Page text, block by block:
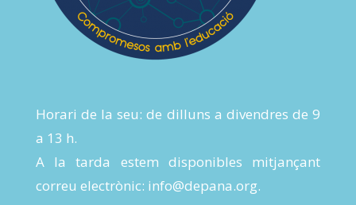
Horari de la seu: de dilluns a divendres de 9
a 13 h.
A la tarda estem disponibles mitjançant
correu electrònic: info@depana.org.